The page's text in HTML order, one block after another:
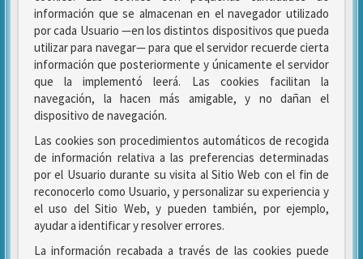
información que se almacenan en el navegador utilizado
por cada Usuario —en los distintos dispositivos que pueda
utilizar para navegar— para que el servidor recuerde cierta
información que posteriormente y únicamente el servidor
que la implementó leerá. Las cookies facilitan la
navegación, la hacen más amigable, y no dañan el
dispositivo de navegación.
Las cookies son procedimientos automáticos de recogida
de información relativa a las preferencias determinadas
por el Usuario durante su visita al Sitio Web con el fin de
reconocerlo como Usuario, y personalizar su experiencia y
el uso del Sitio Web, y pueden también, por ejemplo,
ayudar a identificar y resolver errores.
La información recabada a través de las cookies puede